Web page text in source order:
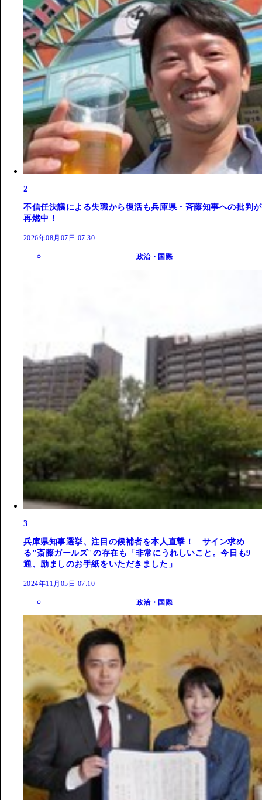
2
不信任決議による失職から復活も兵庫県・斉藤知事への批判が
再燃中！
2026年08月07日 07:30
政治・国際
3
兵庫県知事選挙、注目の候補者を本人直撃！ サイン求め
る"斎藤ガールズ"の存在も「非常にうれしいこと。今日も9
通、励ましのお手紙をいただきました」
2024年11月05日 07:10
政治・国際